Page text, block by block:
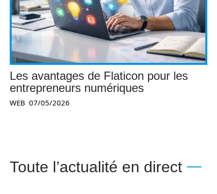
Les avantages de Flaticon pour les
entrepreneurs numériques
WEB 07/05/2026
Toute l’actualité en direct